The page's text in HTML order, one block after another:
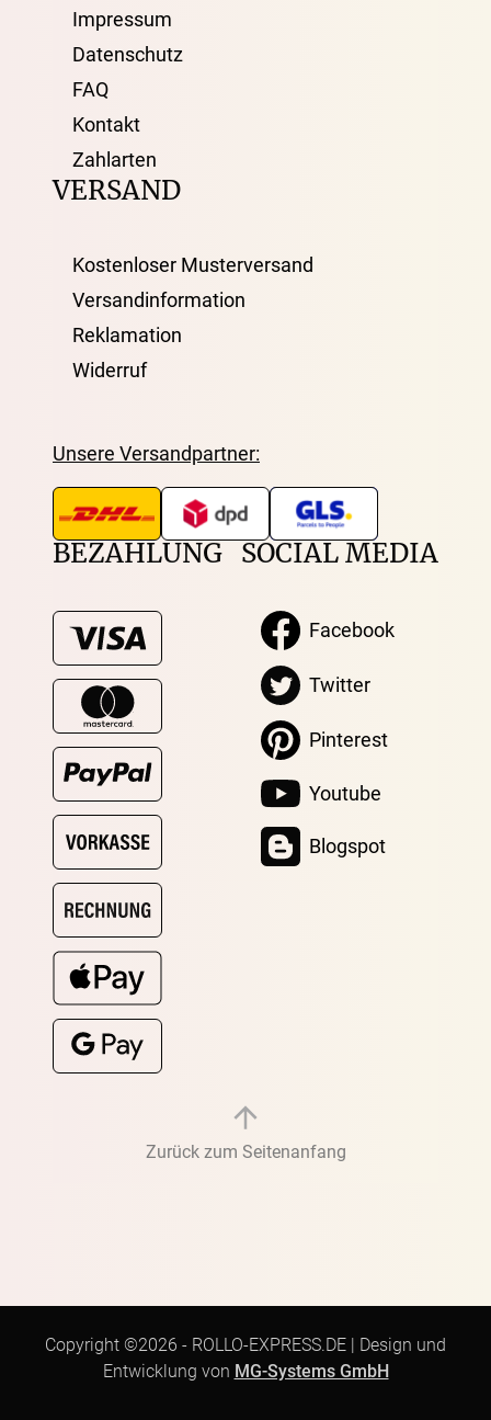
Impressum
Datenschutz
FAQ
Kontakt
Zahlarten
VERSAND
Kostenloser Musterversand
Versandinformation
Reklamation
Widerruf
Unsere Versandpartner:
BEZAHLUNG SOCIAL MEDIA
Facebook
Twitter
Pinterest
Youtube
Blogspot
Zurück zum Seitenanfang
Copyright ©2026 - ROLLO-EXPRESS.DE | Design und
Entwicklung von MG-Systems GmbH